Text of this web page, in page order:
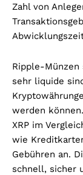
Zahl von
Ripple-
sehr liquide
werden
XRP im
wie
Gebühren an.
schnell, sicher